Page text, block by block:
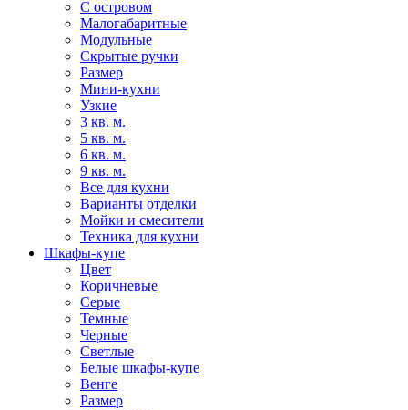
С островом
Малогабаритные
Модульные
Скрытые ручки
Размер
Мини-кухни
Узкие
3 кв. м.
5 кв. м.
6 кв. м.
9 кв. м.
Все для кухни
Варианты отделки
Мойки и смесители
Техника для кухни
Шкафы-купе
Цвет
Коричневые
Серые
Темные
Черные
Светлые
Белые шкафы-купе
Венге
Размер